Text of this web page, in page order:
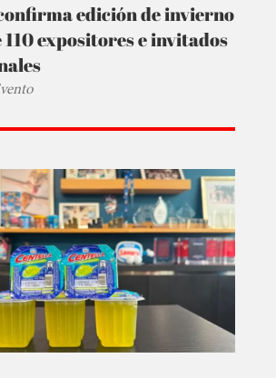
edición de invierno
110 expositores e invitados